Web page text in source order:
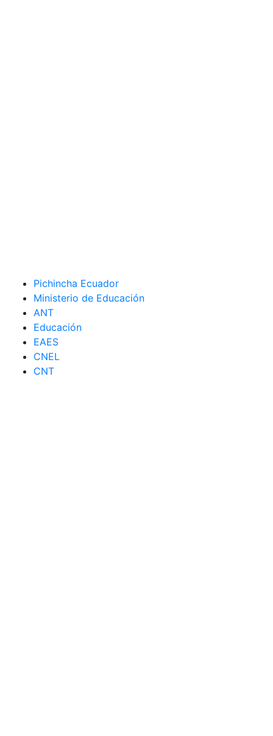
Pichincha Ecuador
Ministerio de Educación
ANT
Educación
EAES
CNEL
CNT